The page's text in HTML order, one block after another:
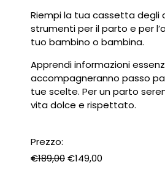
Riempi la tua cassetta degli
strumenti per il parto e per
tuo bambino o bambina.
Apprendi informazioni
accompagneranno passo
tue scelte. Per un parto
vita dolce e rispettato.
€189,00prezzo
€149,00